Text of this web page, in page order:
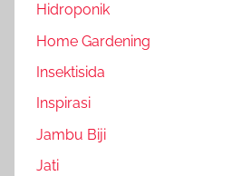
Hidroponik
Home Gardening
Insektisida
Inspirasi
Jambu Biji
Jati